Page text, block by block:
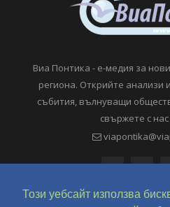
Този уебсайт използва
Виа Понтика - е-медия за
региона. Открийте анализи
събития, вълнуващи
свържете с